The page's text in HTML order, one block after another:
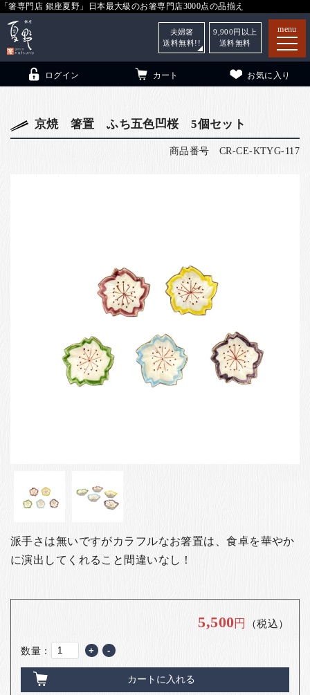
「箸専門店 銀座夏野」日本最大級のお箸専門店3000点の品揃え
menu
法人・飲食店のお客様
お問い合わせ
ログイン カート お気に入り
夫婦箸
送料無料!!
9,900 円以上
送料無料
京焼 箸置 ふち五色凹桜 5個セット
商品番号 CR-CE-KTYG-117
派手さは無いですがカラフルなお箸置は、食卓を華やか
に演出してくれること間違いなし！
5,500円 （税込）
数量： + -
カートに入れる